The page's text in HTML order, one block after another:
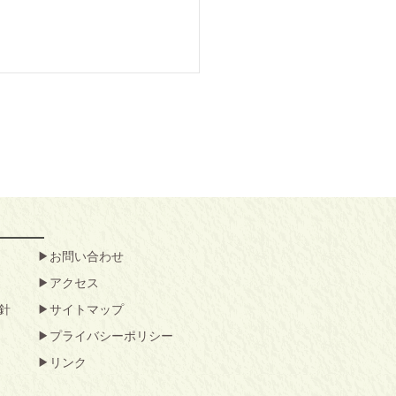
お問い合わせ
アクセス
サイトマップ
プライバシーポリシー
リンク